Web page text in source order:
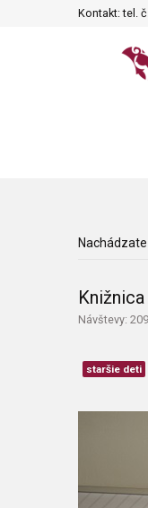
Kontakt: tel.
Návštevy:
staršie deti